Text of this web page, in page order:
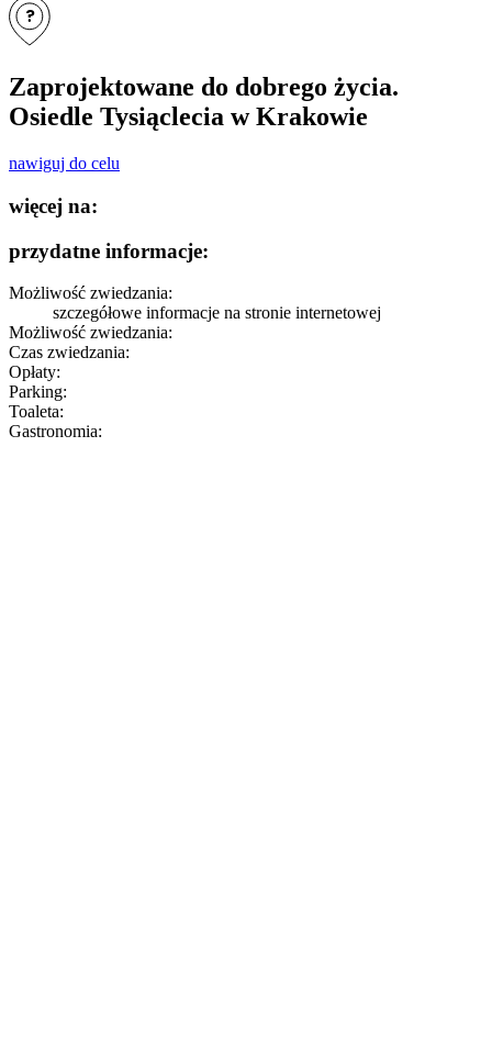
?
Zaprojektowane do dobrego życia.
Osiedle Tysiąclecia w Krakowie
nawiguj do celu
więcej na:
przydatne informacje:
Możliwość zwiedzania:
szczegółowe informacje na stronie internetowej
Możliwość zwiedzania:
Czas zwiedzania:
Opłaty:
Parking:
Toaleta:
Gastronomia: